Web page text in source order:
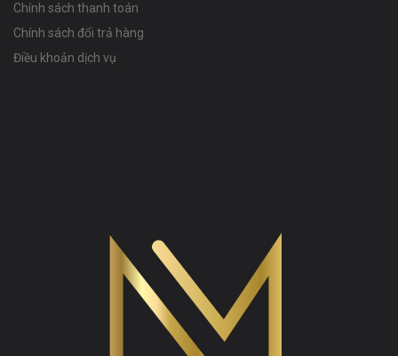
Chính sách thanh toán
Chính sách đổi trả hàng
Điều khoản dịch vụ